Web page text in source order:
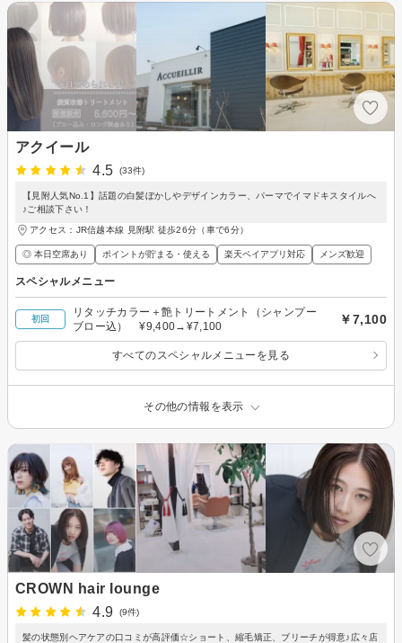
アクイール
4.5
(33件)
【見附人気No.1】話題の白髪ぼかしやデザインカラー、パーマでイマドキスタイルへ
♪ご相談下さい！
アクセス：JR信越本線 見附駅 徒歩26分（車で6分）
◎ 本日空席あり ポイントが貯まる・使える 楽天ペイアプリ対応 メンズ歓迎
スペシャルメニュー
初回
リタッチカラー＋艶トリートメント（シャンプー
ブロー込） ¥9,400→¥7,100
￥7,100
すべてのスペシャルメニューを見る
その他の情報を表示
CROWN hair lounge
4.9
(9件)
髪の状態別ヘアケアの口コミが高評価☆ショート、縮毛矯正、ブリーチが得意♪広々店